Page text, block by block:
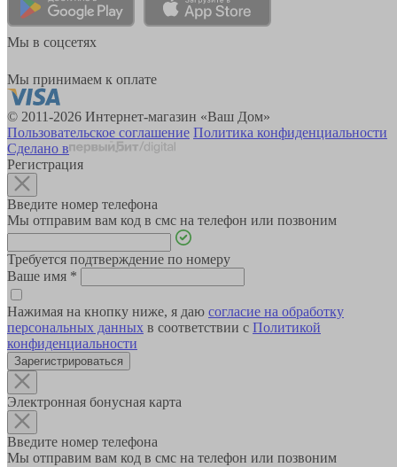
Мы в соцсетях
Мы принимаем к оплате
© 2011-2026 Интернет-магазин «Ваш Дом»
Пользовательское соглашение Политика конфиденциальности
Сделано в
Регистрация
Введите номер телефона
Мы отправим вам код в смс на телефон или позвоним
Требуется подтверждение по номеру
Ваше имя *
Нажимая на кнопку ниже, я даю согласие на обработку
персональных данных в соответствии с Политикой
конфиденциальности
Зарегистрироваться
Электронная бонусная карта
Введите номер телефона
Мы отправим вам код в смс на телефон или позвоним